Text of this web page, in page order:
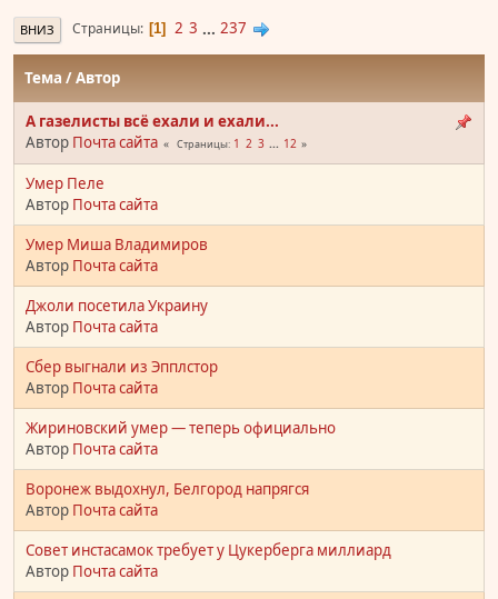
ВНИЗ Страницы 1 2 3 ... 237
Тема /Автор
А газелисты всё ехали и ехали...
Автор Почта сайта Страницы 1 2 3 ... 12
Умер Пеле
Автор Почта сайта
Умер Миша Владимиров
Автор Почта сайта
Джоли посетила Украину
Автор Почта сайта
Сбер выгнали из Эпплстор
Автор Почта сайта
Жириновский умер — теперь официально
Автор Почта сайта
Воронеж выдохнул, Белгород напрягся
Автор Почта сайта
Совет инстасамок требует у Цукерберга миллиард
Автор Почта сайта